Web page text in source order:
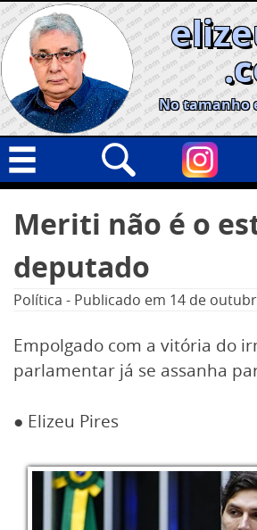
Skip
to
content
No tamanho
Geral
Cidades
Política
Opinião
por:
Meriti não é o
deputado
Política - Publicado em 14 de
Empolgado com a vitória do
parlamentar já se assanha
● Elizeu Pires